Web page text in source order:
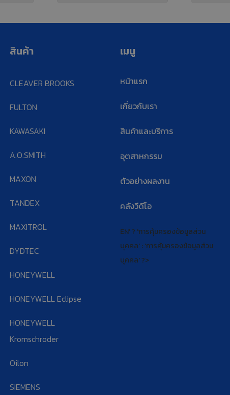
สินค้า
CLEAVER BROOKS
FULTON
KAWASAKI
A.O.SMITH
MAXON
TANDEX
MAXITROL
DYDTEC
HONEYWELL
HONEYWELL Eclipse
HONEYWELL
Kromschroder
Oilon
SIEMENS
เมนู
หน้าแรก
เกี่ยวกับเรา
สินค้าและบริการ
อุตสาหกรรม
ตัวอย่างผลงาน
คลังวีดีโอ
EN' ? 'การคุ้มครองข้อมูลส่วน
บุคคล' : 'การคุ้มครองข้อมูลส่วน
บุคคล' ?>